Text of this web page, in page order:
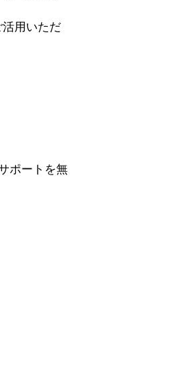
用いただ
ポートを無